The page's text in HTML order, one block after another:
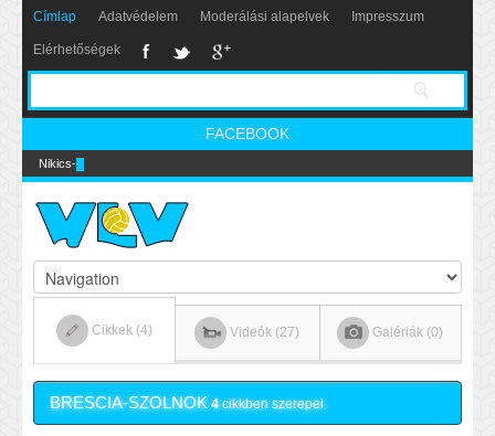
Címlap Adatvédelem Moderálási alapelvek Impresszum
Elérhetőségek
FACEBOOK
Nikics-gól lábbal
Cikkek (4) Videók (27) Galériák (0)
BRESCIA-SZOLNOK 4cikkben szerepel.